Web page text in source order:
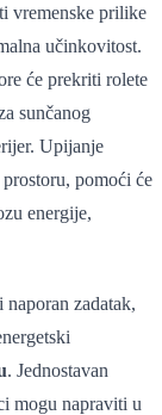
vremenske prilike
učinkovitost.
će prekriti rolete
sunčanog
Upijanje
pomoći će
energije,
naporan zadatak,
. Jednostavan
mogu napraviti u